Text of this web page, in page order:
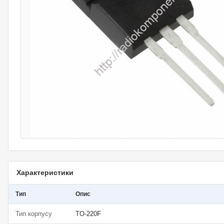
Характеристики
Тип Опис
Тип корпусу TO-220F